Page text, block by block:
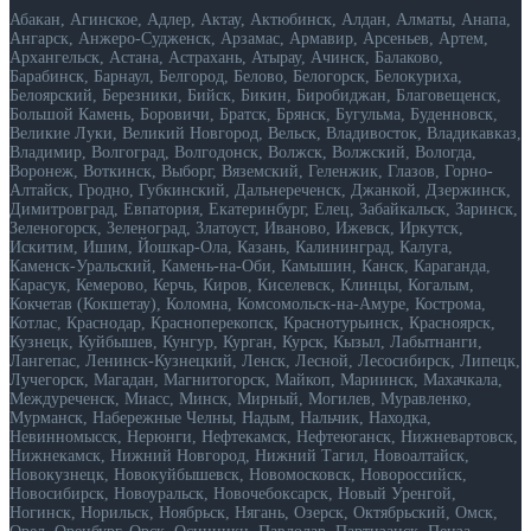
Абакан, Агинское, Адлер, Актау, Актюбинск, Алдан, Алматы, Анапа,
Ангарск, Анжеро-Судженск, Арзамас, Армавир, Арсеньев, Артем,
Архангельск, Астана, Астрахань, Атырау, Ачинск, Балаково,
Барабинск, Барнаул, Белгород, Белово, Белогорск, Белокуриха,
Белоярский, Березники, Бийск, Бикин, Биробиджан, Благовещенск,
Большой Камень, Боровичи, Братск, Брянск, Бугульма, Буденновск,
Великие Луки, Великий Новгород, Вельск, Владивосток, Владикавказ,
Владимир, Волгоград, Волгодонск, Волжск, Волжский, Вологда,
Воронеж, Воткинск, Выборг, Вяземский, Геленжик, Глазов, Горно-
Алтайск, Гродно, Губкинский, Дальнереченск, Джанкой, Дзержинск,
Димитровград, Евпатория, Екатеринбург, Елец, Забайкальск, Заринск,
Зеленогорск, Зеленоград, Златоуст, Иваново, Ижевск, Иркутск,
Искитим, Ишим, Йошкар-Ола, Казань, Калининград, Калуга,
Каменск-Уральский, Камень-на-Оби, Камышин, Канск, Караганда,
Карасук, Кемерово, Керчь, Киров, Киселевск, Клинцы, Когалым,
Кокчетав (Кокшетау), Коломна, Комсомольск-на-Амуре, Кострома,
Котлас, Краснодар, Красноперекопск, Краснотурьинск, Красноярск,
Кузнецк, Куйбышев, Кунгур, Курган, Курск, Кызыл, Лабытнанги,
Лангепас, Ленинск-Кузнецкий, Ленск, Лесной, Лесосибирск, Липецк,
Лучегорск, Магадан, Магнитогорск, Майкоп, Мариинск, Махачкала,
Междуреченск, Миасс, Минск, Мирный, Могилев, Муравленко,
Мурманск, Набережные Челны, Надым, Нальчик, Находка,
Невинномысcк, Нерюнги, Нефтекамск, Нефтеюганск, Нижневартовск,
Нижнекамск, Нижний Новгород, Нижний Тагил, Новоалтайск,
Новокузнецк, Новокуйбышевск, Новомосковск, Новороссийск,
Новосибирск, Новоуральск, Новочебоксарск, Новый Уренгой,
Ногинск, Норильск, Ноябрьск, Нягань, Озерск, Октябрьский, Омск,